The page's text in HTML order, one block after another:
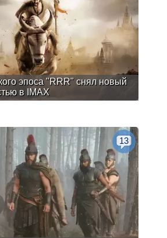
эпоса "RRR" снял новый
в IMAX
13